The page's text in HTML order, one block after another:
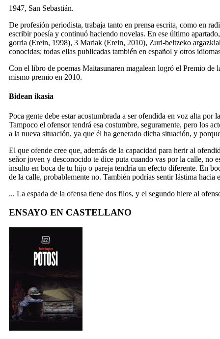
1947, San Sebastián.
De profesión periodista, trabaja tanto en prensa escrita, como en
escribir poesía y continuó haciendo novelas. En ese último
gorria (Erein, 1998), 3 Mariak (Erein, 2010), Zuri-beltzeko
conocidas; todas ellas publicadas también en español y otros
Con el libro de poemas Maitasunaren magalean logró el Premio de
mismo premio en 2010.
Bidean ikasia
Poca gente debe estar acostumbrada a ser ofendida en voz alta por
Tampoco el ofensor tendrá esa costumbre, seguramente, pero los
a la nueva situación, ya que él ha generado dicha situación, y
El que ofende cree que, además de la capacidad para herir al
señor joven y desconocido te dice puta cuando vas por la calle, no
insulto en boca de tu hijo o pareja tendría un efecto diferente. En
de la calle, probablemente no. También podrías sentir lástima hacia
... La espada de la ofensa tiene dos filos, y el segundo hiere al
ENSAYO EN CASTELLANO